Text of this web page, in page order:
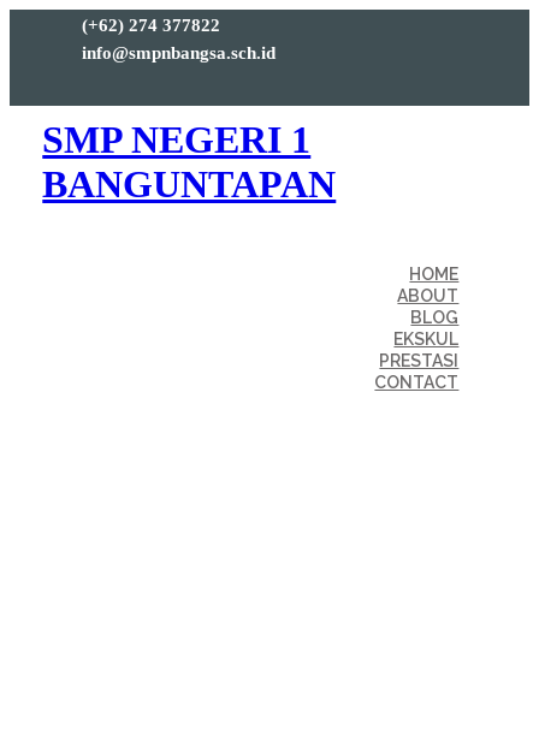
(+62) 274 377822
info@smpnbangsa.sch.id
SMP NEGERI 1
BANGUNTAPAN
HOME
ABOUT
BLOG
EKSKUL
PRESTASI
CONTACT